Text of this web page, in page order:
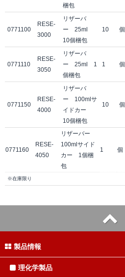
梱包
0771100
RESE-
3000
リザーバ
ー 25ml
10個梱包
10 個
0771110
RESE-
3050
リザーバ
ー 25ml 1
個梱包
1 個
0771150
RESE-
4000
リザーバ
ー 100mlサ
イドカー
10個梱包
10 個
0771160
RESE-
4050
リザーバー
100mlサイド
カー 1個梱
包
1 個
※在庫限り
製品情報
理化学製品